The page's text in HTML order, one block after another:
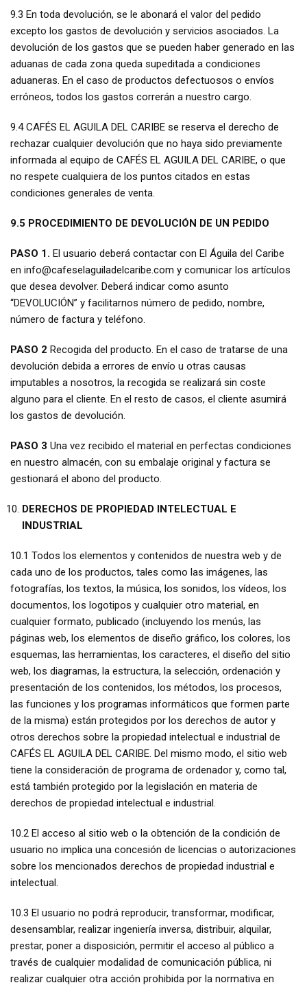
9.3 En toda devolución, se le abonará el valor del pedido
excepto los gastos de devolución y servicios asociados. La
devolución de los gastos que se pueden haber generado en las
aduanas de cada zona queda supeditada a condiciones
aduaneras. En el caso de productos defectuosos o envíos
erróneos, todos los gastos correrán a nuestro cargo.
9.4 CAFÉS EL AGUILA DEL CARIBE se reserva el derecho de
rechazar cualquier devolución que no haya sido previamente
informada al equipo de CAFÉS EL AGUILA DEL CARIBE, o que
no respete cualquiera de los puntos citados en estas
condiciones generales de venta.
9.5 PROCEDIMIENTO DE DEVOLUCIÓN DE UN PEDIDO
PASO 1. El usuario deberá contactar con El Águila del Caribe
en info@cafeselaguiladelcaribe.com y comunicar los artículos
que desea devolver. Deberá indicar como asunto
“DEVOLUCIÓN” y facilitarnos número de pedido, nombre,
número de factura y teléfono.
PASO 2 Recogida del producto. En el caso de tratarse de una
devolución debida a errores de envío u otras causas
imputables a nosotros, la recogida se realizará sin coste
alguno para el cliente. En el resto de casos, el cliente asumirá
los gastos de devolución.
PASO 3 Una vez recibido el material en perfectas condiciones
en nuestro almacén, con su embalaje original y factura se
gestionará el abono del producto.
DERECHOS DE PROPIEDAD INTELECTUAL E
INDUSTRIAL
10.1 Todos los elementos y contenidos de nuestra web y de
cada uno de los productos, tales como las imágenes, las
fotografías, los textos, la música, los sonidos, los vídeos, los
documentos, los logotipos y cualquier otro material, en
cualquier formato, publicado (incluyendo los menús, las
páginas web, los elementos de diseño gráfico, los colores, los
esquemas, las herramientas, los caracteres, el diseño del sitio
web, los diagramas, la estructura, la selección, ordenación y
presentación de los contenidos, los métodos, los procesos,
las funciones y los programas informáticos que formen parte
de la misma) están protegidos por los derechos de autor y
otros derechos sobre la propiedad intelectual e industrial de
CAFÉS EL AGUILA DEL CARIBE. Del mismo modo, el sitio web
tiene la consideración de programa de ordenador y, como tal,
está también protegido por la legislación en materia de
derechos de propiedad intelectual e industrial.
10.2 El acceso al sitio web o la obtención de la condición de
usuario no implica una concesión de licencias o autorizaciones
sobre los mencionados derechos de propiedad industrial e
intelectual.
10.3 El usuario no podrá reproducir, transformar, modificar,
desensamblar, realizar ingeniería inversa, distribuir, alquilar,
prestar, poner a disposición, permitir el acceso al público a
través de cualquier modalidad de comunicación pública, ni
realizar cualquier otra acción prohibida por la normativa en